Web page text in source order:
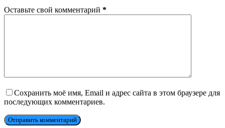
Оставьте свой комментарий *
Сохранить моё имя, Email и адрес сайта в этом браузере для
последующих комментариев.
Отправить комментарий